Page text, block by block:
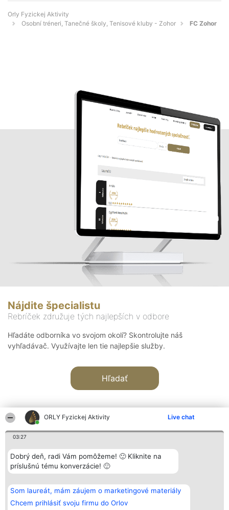
ORLY Fyzickej Aktivity Live chat
03:27
Dobrý deň, radi Vám pomôžeme! 🙂 Kliknite na
príslušnú tému konverzácie! 🙂
Som laureát, mám záujem o marketingové materiály
Chcem prihlásiť svoju firmu do Orlov
Orly Fyzickej Aktivity
Osobní tréneri, Tanečné školy, Tenisové kluby - Zohor
FC Zohor
Nájdite špecialistu
Rebríček združuje tých najlepších v odbore
Hľadáte odborníka vo svojom okolí? Skontrolujte náš
vyhľadávač. Využívajte len tie najlepšie služby.
Hľadať
Organizátor hodnotenia
Bright Side Solutions sp. z o.
o. sp. k.
Wrocław 50-079
KRS 0000749100 | Regon
381313360 | NIP 8943132676
+48 508 492 400
Hodnotenie
Laureáti
Lista
Laureatów
Podmienky
Obchodné
podmienky
Kontakt
Kontakt